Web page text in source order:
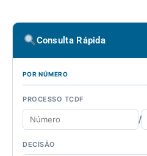
Consulta Rápida
POR NÚMERO
PROCESSO TCDF
/
DECISÃO